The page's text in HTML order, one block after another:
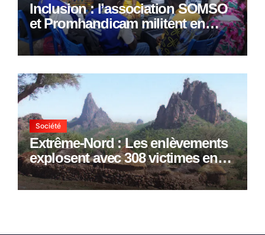
Inclusion : l’association SOMSO
et Promhandicam militent en
faveur d’une réforme des
formations en hôtellerie-
Société
Extrême-Nord : Les enlèvements
explosent avec 308 victimes en
trois mois